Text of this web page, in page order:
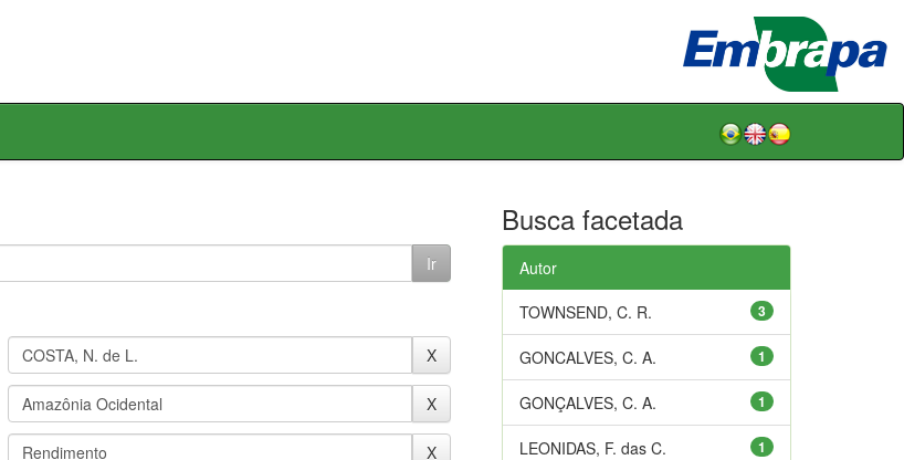
Busca facetada
Autor
3
TOWNSEND, C. R.
1
GONCALVES, C. A.
1
GONÇALVES, C. A.
1
LEONIDAS, F. das C.